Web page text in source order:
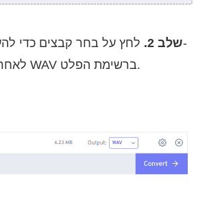
שלב 2.
לחץ על בחר קבצים כדי
MP3. לאחר מכן בחר WAV ברשימת הפלט.